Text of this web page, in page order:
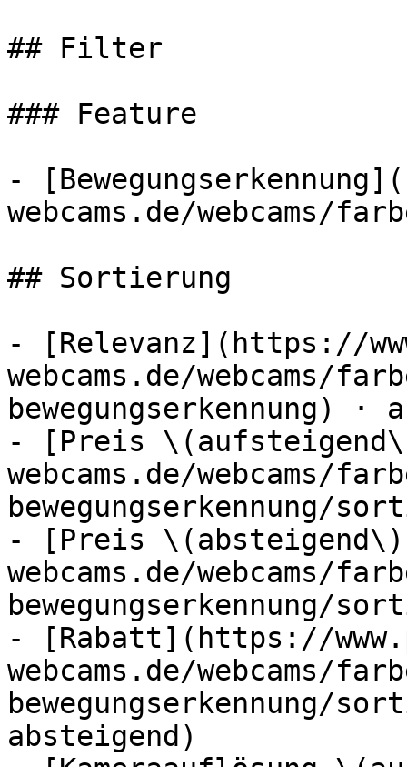
## Filter
### Feature
-
webcams.de/webcams/
## Sortierung
- [Relevanz](https://
webcams.de/webcams/
bewegungserkennung) ·
- [Preis
webcams.de/webcams/
bewegungserkennung/
- [Preis
webcams.de/webcams/
bewegungserkennung/
- [Rabatt](https://
webcams.de/webcams/
bewegungserkennung/
absteigend)